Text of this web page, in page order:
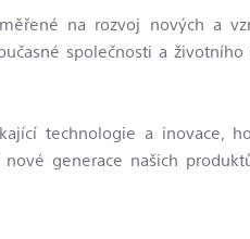
na rozvoj nových a
společnosti a životního
technologie a inovace,
generace našich